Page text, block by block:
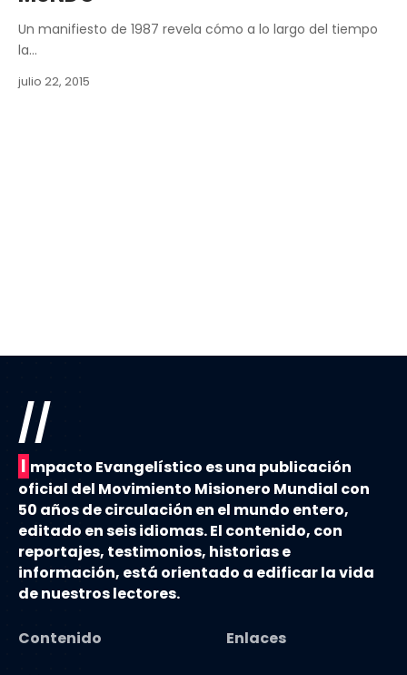
Un manifiesto de 1987 revela cómo a lo largo del tiempo
la…
julio 22, 2015
//
I mpacto Evangelístico es una publicación
oficial del Movimiento Misionero Mundial con
50 años de circulación en el mundo entero,
editado en seis idiomas. El contenido, con
reportajes, testimonios, historias e
información, está orientado a edificar la vida
de nuestros lectores.
Contenido Enlaces